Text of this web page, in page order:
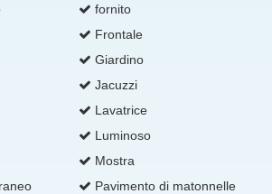
fornito
Frontale
Giardino
Jacuzzi
Lavatrice
Luminoso
Mostra
Pavimento di matonnelle